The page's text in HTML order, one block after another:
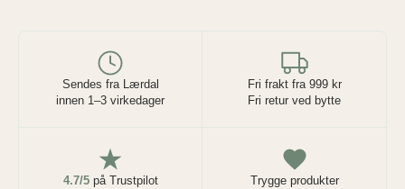
Sendes fra Lærdal
innen 1–3 virkedager
Fri frakt fra 999 kr
Fri retur ved bytte
4.7/5på Trustpilot
Trygge produkter